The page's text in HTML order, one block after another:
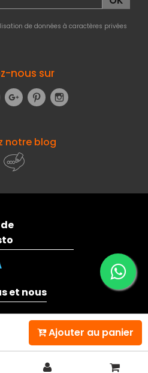
Ajouter au panier
de données à caractères privées
nous sur
YouTubeGoogle+Pinterest
notre blog
et nous
?
- Fourniresto